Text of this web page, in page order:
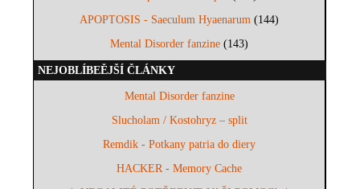
APOPTOSIS - Saeculum Hyaenarum (144)
Mental Disorder fanzine (143)
NEJOBLÍBEĚJŠÍ ČLÁNKY
Mental Disorder fanzine
Slucholam / Kostohryz – split
Remdik - Potkany patria do diery
HACKER - Memory Cache